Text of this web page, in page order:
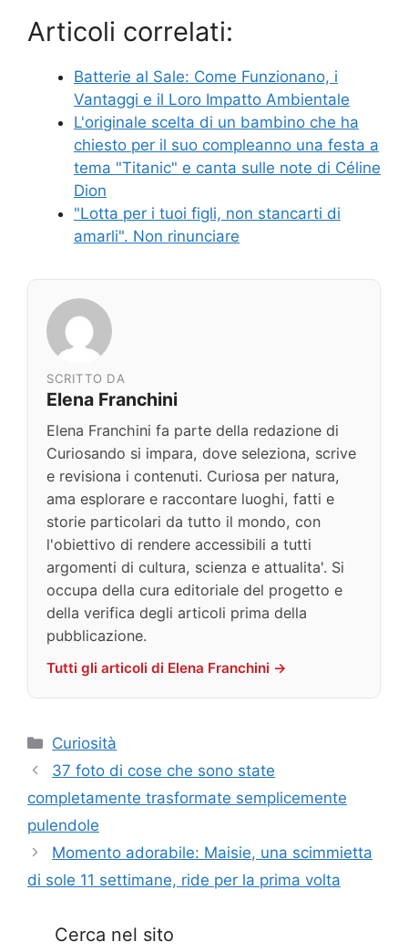
Articoli correlati:
Batterie al Sale: Come Funzionano, i
Vantaggi e il Loro Impatto Ambientale
L'originale scelta di un bambino che ha
chiesto per il suo compleanno una festa a
tema "Titanic" e canta sulle note di Céline
Dion
"Lotta per i tuoi figli, non stancarti di
amarli". Non rinunciare
SCRITTO DA
Elena Franchini
Elena Franchini fa parte della redazione di
Curiosando si impara, dove seleziona, scrive
e revisiona i contenuti. Curiosa per natura,
ama esplorare e raccontare luoghi, fatti e
storie particolari da tutto il mondo, con
l'obiettivo di rendere accessibili a tutti
argomenti di cultura, scienza e attualita'. Si
occupa della cura editoriale del progetto e
della verifica degli articoli prima della
pubblicazione.
Tutti gli articoli di Elena Franchini →
Categorie
Curiosità
37 foto di cose che sono state
completamente trasformate semplicemente
pulendole
Momento adorabile: Maisie, una scimmietta
di sole 11 settimane, ride per la prima volta
Cerca nel sito